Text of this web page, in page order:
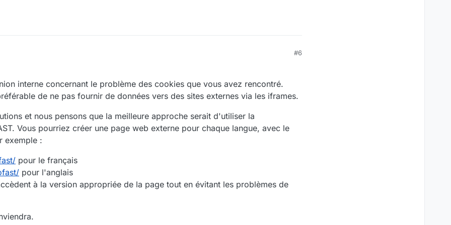
#6
interne concernant le problème des cookies que vous avez rencontré.
de ne pas fournir de données vers des sites externes via les iframes.
et nous pensons que la meilleure approche serait d'utiliser la
Vous pourriez créer une page web externe pour chaque langue, avec le
exemple :
pour le français
pour l'anglais
à la version appropriée de la page tout en évitant les problèmes de